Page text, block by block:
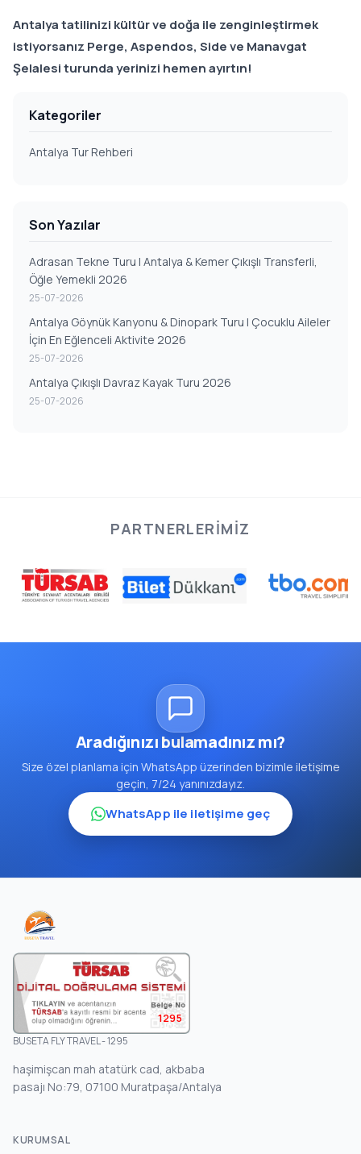
Antalya tatilinizi kültür ve doğa ile zenginleştirmek
istiyorsanız Perge, Aspendos, Side ve Manavgat
Şelalesi turunda yerinizi hemen ayırtın!
Kategoriler
Antalya Tur Rehberi
Son Yazılar
Adrasan Tekne Turu | Antalya & Kemer Çıkışlı Transferli,
Öğle Yemekli 2026
25-07-2026
Antalya Göynük Kanyonu & Dinopark Turu | Çocuklu Aileler
İçin En Eğlenceli Aktivite 2026
25-07-2026
Antalya Çıkışlı Davraz Kayak Turu 2026
25-07-2026
PARTNERLERIMIZ
Aradığınızı bulamadınız mı?
Size özel planlama için WhatsApp üzerinden bizimle iletişime
geçin, 7/24 yanınızdayız.
WhatsApp ile iletişime geç
1295
BUSETA FLY TRAVEL - 1295
haşimişcan mah atatürk cad, akbaba
pasajı No:79, 07100 Muratpaşa/Antalya
KURUMSAL